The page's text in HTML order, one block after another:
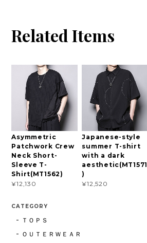
Related Items
Asymmetric
Patchwork Crew
Neck Short-
Sleeve T-
Shirt(MT1562)
¥12,130
Japanese-style
summer T-shirt
with a dark
aesthetic(MT1571
)
¥12,520
CATEGORY
ＴＯＰＳ
ＯＵＴＥＲＷＥＡＲ